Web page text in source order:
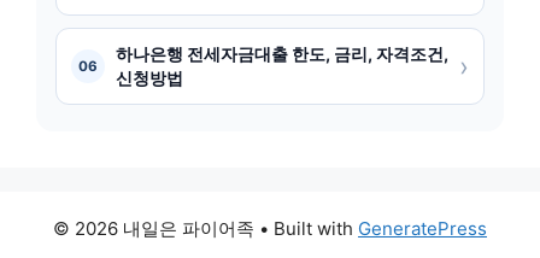
06
하나은행 전세자금대출 한도, 금리, 자격조건,
신청방법
›
© 2026 내일은 파이어족 • Built with GeneratePress